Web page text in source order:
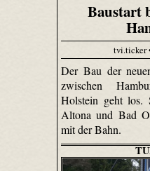
Baustart
tvi.ticker
Der Bau der
zwischen
Holstein geht los.
Altona und Bad
mit der Bahn.